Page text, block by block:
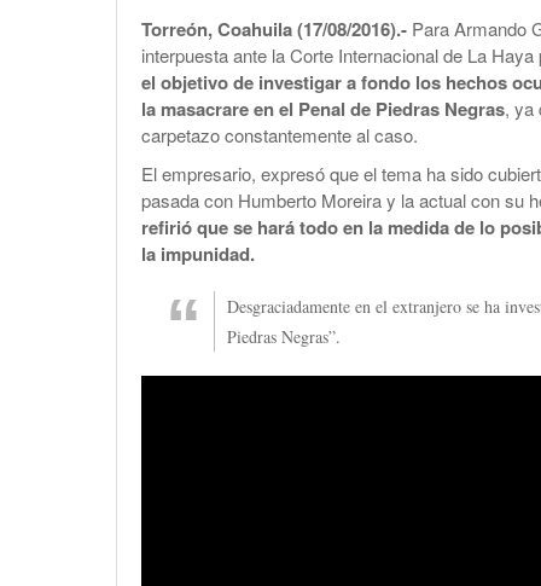
Torreón, Coahuila (17/08/2016).- Para Armando
interpuesta ante la Corte Internacional de La
el objetivo de investigar a fondo los hechos
la masacrare en el Penal de Piedras Negras, ya
carpetazo constantemente al caso.
El empresario, expresó que el tema ha sido
pasada con Humberto Moreira y la actual con su
refirió que se hará todo en la medida de lo
la impunidad.
Desgraciadamente en el extranjero se ha
Piedras Negras”.